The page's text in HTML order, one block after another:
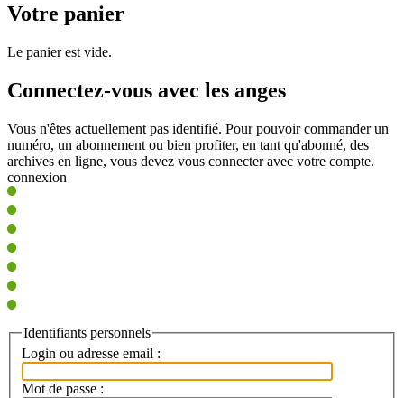
Votre panier
Le panier est vide.
Connectez-vous avec les anges
Vous n'êtes actuellement pas identifié. Pour pouvoir commander un
numéro, un abonnement ou bien profiter, en tant qu'abonné, des
archives en ligne, vous devez vous connecter avec votre compte.
connexion
Identifiants personnels
Login ou adresse email :
Mot de passe :